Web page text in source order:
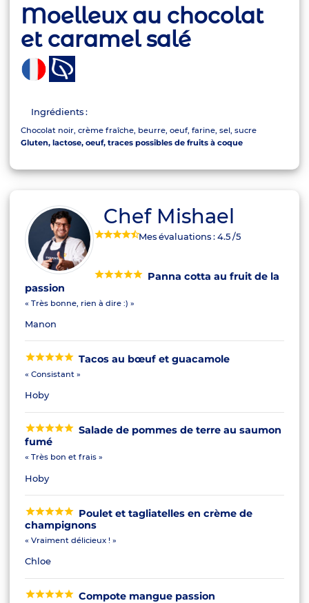
Moelleux au chocolat
et caramel salé
Ingrédients :
Chocolat noir, crème fraîche, beurre, oeuf, farine, sel, sucre
Gluten, lactose, oeuf, traces possibles de fruits à coque
Chef Mishael
Mes évaluations :4.5/5
Panna cotta au fruit de la
passion
« Très bonne, rien à dire :) »
Manon
Tacos au bœuf et guacamole
« Consistant »
Hoby
Salade de pommes de terre au saumon
fumé
« Très bon et frais »
Hoby
Poulet et tagliatelles en crème de
champignons
« Vraiment délicieux ! »
Chloe
Compote mangue passion